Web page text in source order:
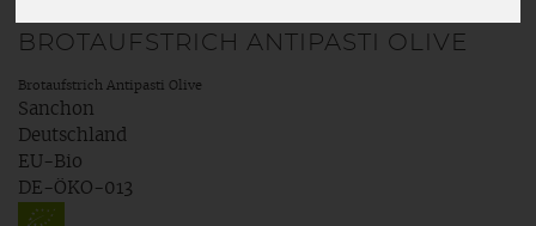
BROTAUFSTRICH ANTIPASTI OLIVE
Brotaufstrich Antipasti Olive
Sanchon
Deutschland
EU-Bio
DE-ÖKO-013